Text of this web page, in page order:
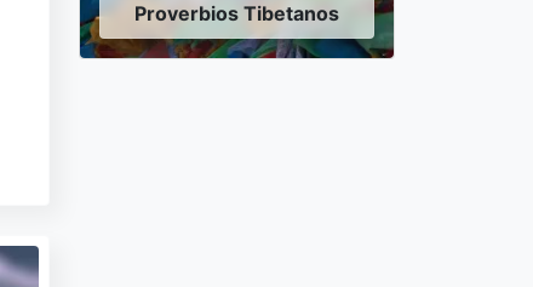
Proverbios Tibetanos